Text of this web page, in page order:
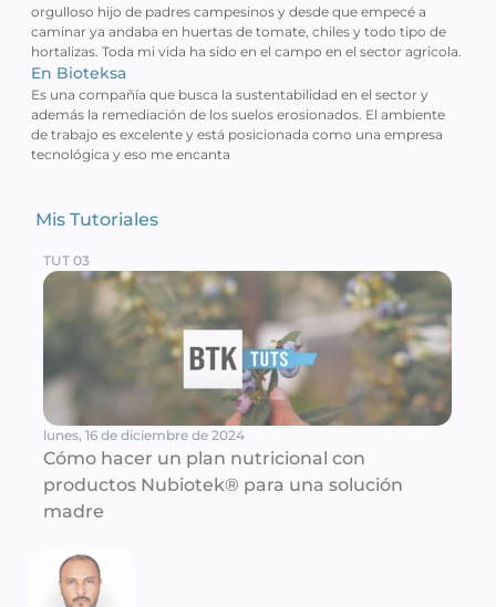
orgulloso hijo de padres campesinos y desde que empecé a
caminar ya andaba en huertas de tomate, chiles y todo tipo de
hortalizas. Toda mi vida ha sido en el campo en el sector agricola.
En Bioteksa
Es una compañía que busca la sustentabilidad en el sector y
además la remediación de los suelos erosionados. El ambiente
de trabajo es excelente y está posicionada como una empresa
tecnológica y eso me encanta
Mis Tutoriales
TUT 03
lunes, 16 de diciembre de 2024
Cómo hacer un plan nutricional con
productos Nubiotek® para una solución
madre